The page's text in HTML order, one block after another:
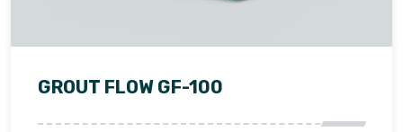
GROUT FLOW GF-100